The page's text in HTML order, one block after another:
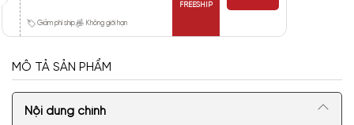
Giảm phí ship Không giới hạn
FREESHIP
MÔ TẢ SẢN PHẨM
Nội dung chính